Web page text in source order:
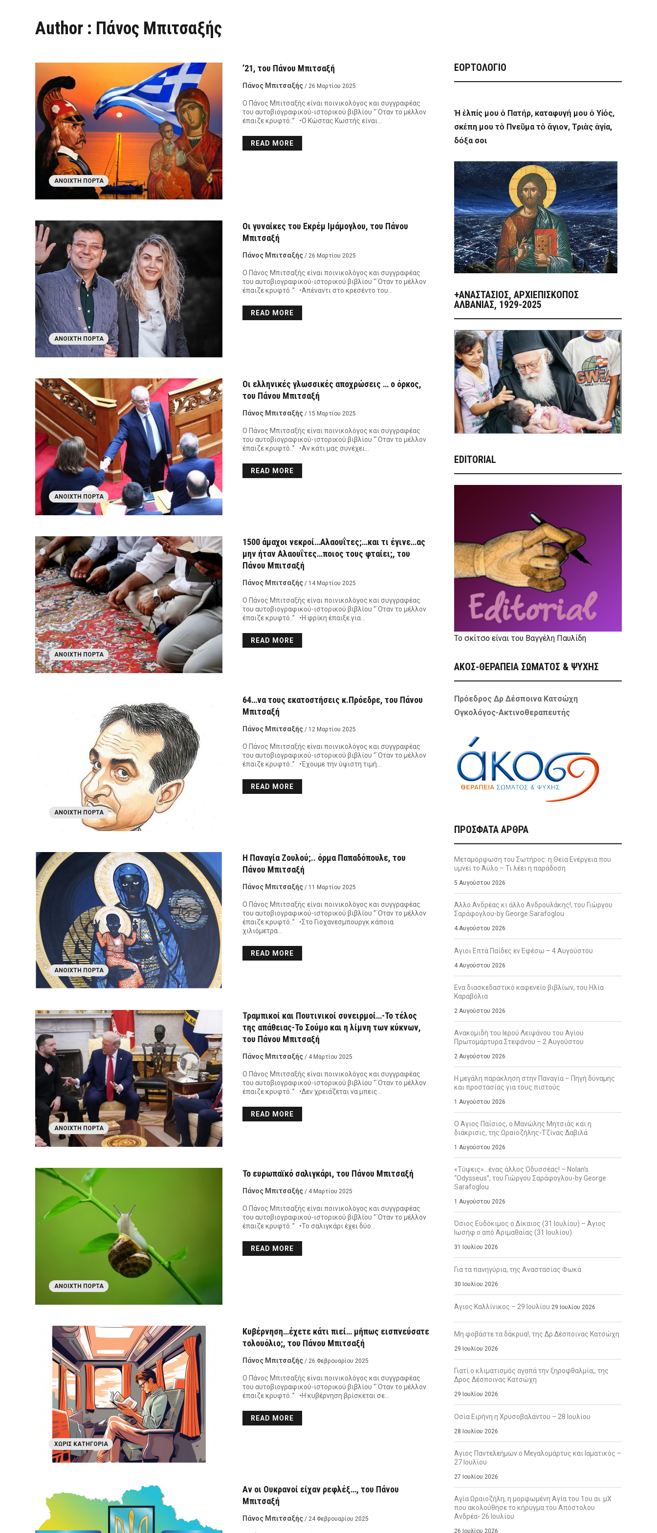
Author : Πάνος Μπιτσαξής
ΑΝΟΙΧΤΉ ΠΌΡΤΑ
’21, του Πάνου Μπιτσαξή
Πάνος Μπιτσαξής / 26 Μαρτίου 2025
Ο Πάνος Μπιτσαξής είναι ποινικολόγος και συγγραφέας
του αυτοβιογραφικού-ιστορικού βιβλίου “΄Οταν το μέλλον
έπαιζε κρυφτό..” •Ο Κώστας Κωστής είναι…
READ MORE
ΑΝΟΙΧΤΉ ΠΌΡΤΑ
Οι γυναίκες του Εκρέμ Ιμάμογλου, του Πάνου
Μπιτσαξή
Πάνος Μπιτσαξής / 26 Μαρτίου 2025
Ο Πάνος Μπιτσαξής είναι ποινικολόγος και συγγραφέας
του αυτοβιογραφικού-ιστορικού βιβλίου “΄Οταν το μέλλον
έπαιζε κρυφτό..” •Απέναντι στο κρεσέντο του…
READ MORE
ΑΝΟΙΧΤΉ ΠΌΡΤΑ
Οι ελληνικές γλωσσικές αποχρώσεις … ο όρκος,
του Πάνου Μπιτσαξή
Πάνος Μπιτσαξής / 15 Μαρτίου 2025
Ο Πάνος Μπιτσαξής είναι ποινικολόγος και συγγραφέας
του αυτοβιογραφικού-ιστορικού βιβλίου “΄Οταν το μέλλον
έπαιζε κρυφτό..” •Αν κάτι μας συνέχει…
READ MORE
ΑΝΟΙΧΤΉ ΠΌΡΤΑ
1500 άμαχοι νεκροί…Αλαουΐτες;…και τι έγινε…ας
μην ήταν Αλαουΐτες…ποιος τους φταίει;, του
Πάνου Μπιτσαξή
Πάνος Μπιτσαξής / 14 Μαρτίου 2025
Ο Πάνος Μπιτσαξής είναι ποινικολόγος και συγγραφέας
του αυτοβιογραφικού-ιστορικού βιβλίου “΄Οταν το μέλλον
έπαιζε κρυφτό..” •Η φρίκη έπαιξε για…
READ MORE
ΑΝΟΙΧΤΉ ΠΌΡΤΑ
64…να τους εκατοστήσεις κ.Πρόεδρε, του Πάνου
Μπιτσαξή
Πάνος Μπιτσαξής / 12 Μαρτίου 2025
Ο Πάνος Μπιτσαξής είναι ποινικολόγος και συγγραφέας
του αυτοβιογραφικού-ιστορικού βιβλίου “΄Οταν το μέλλον
έπαιζε κρυφτό..” •Έχουμε την ύψιστη τιμή…
READ MORE
ΑΝΟΙΧΤΉ ΠΌΡΤΑ
Η Παναγία Ζουλού;.. όρμα Παπαδόπουλε, του
Πάνου Μπιτσαξή
Πάνος Μπιτσαξής / 11 Μαρτίου 2025
Ο Πάνος Μπιτσαξής είναι ποινικολόγος και συγγραφέας
του αυτοβιογραφικού-ιστορικού βιβλίου “΄Οταν το μέλλον
έπαιζε κρυφτό..” •Στο Γιοχανεσμπουργκ κάποια
χιλιόμετρα…
READ MORE
ΑΝΟΙΧΤΉ ΠΌΡΤΑ
Τραμπικοί και Πουτινικοί συνειρμοί…-Το τέλος
της απάθειας-Το Σούμο και η λίμνη των κύκνων,
του Πάνου Μπιτσαξή
Πάνος Μπιτσαξής / 4 Μαρτίου 2025
Ο Πάνος Μπιτσαξής είναι ποινικολόγος και συγγραφέας
του αυτοβιογραφικού-ιστορικού βιβλίου “΄Οταν το μέλλον
έπαιζε κρυφτό..” •Δεν χρειάζεται να μπεις…
READ MORE
ΑΝΟΙΧΤΉ ΠΌΡΤΑ
Το ευρωπαϊκό σαλιγκάρι, του Πάνου Μπιτσαξή
Πάνος Μπιτσαξής / 4 Μαρτίου 2025
Ο Πάνος Μπιτσαξής είναι ποινικολόγος και συγγραφέας
του αυτοβιογραφικού-ιστορικού βιβλίου “΄Οταν το μέλλον
έπαιζε κρυφτό..” •Το σαλιγκάρι έχει δύο…
READ MORE
ΧΩΡΊΣ ΚΑΤΗΓΟΡΊΑ
Κυβέρνηση…έχετε κάτι πιεί… μήπως εισπνεύσατε
τολουόλιο;, του Πάνου Μπιτσαξή
Πάνος Μπιτσαξής / 26 Φεβρουαρίου 2025
Ο Πάνος Μπιτσαξής είναι ποινικολόγος και συγγραφέας
του αυτοβιογραφικού-ιστορικού βιβλίου “΄Οταν το μέλλον
έπαιζε κρυφτό..” •Η κυβέρνηση βρίσκεται σε…
READ MORE
Αν οι Ουκρανοί είχαν ρεφλέξ…, του Πάνου
Μπιτσαξή
Πάνος Μπιτσαξής / 24 Φεβρουαρίου 2025
ΕΟΡΤΟΛΟΓΙΟ
Ἡ ἐλπίς μου ὁ Πατήρ, καταφυγή μου ὁ Υἱός,
σκέπη μου τὸ Πνεῦμα τὸ ἅγιον, Τριὰς ἁγία,
δόξα σοι
+ΑΝΑΣΤΆΣΙΟΣ, ΑΡΧΙΕΠΊΣΚΟΠΟΣ
ΑΛΒΑΝΊΑΣ, 1929-2025
EDITORIAL
Το σκίτσο είναι του Βαγγέλη Παυλίδη
ΑΚΟΣ-ΘΕΡΑΠΕΙΑ ΣΩΜΑΤΟΣ & ΨΥΧΗΣ
Πρόεδρος Δρ Δέσποινα Κατσώχη
Ογκολόγος-Ακτινοθεραπευτής
ΠΡΌΣΦΑΤΑ ΆΡΘΡΑ
Μεταμόρφωση του Σωτήρος: η Θεία Ενέργεια που
υμνεί το Άϋλο – Τι λέει η παράδοση
5 Αυγούστου 2026
Άλλο Ανδρέας κι άλλο Ανδρουλάκης!, του Γιώργου
Σαράφογλου-by George Sarafoglou
4 Αυγούστου 2026
Άγιοι Επτά Παίδες εν Εφέσω – 4 Αυγούστου
4 Αυγούστου 2026
Ενα διασκεδαστικό καφενείο βιβλίων, του Ηλία
Καραβόλια
2 Αυγούστου 2026
Ανακομιδή του Ιερού Λειψάνου του Αγίου
Πρωτομάρτυρα Στεφάνου – 2 Αυγούστου
2 Αυγούστου 2026
Η μεγάλη παράκληση στην Παναγία – Πηγή δύναμης
και προστασίας για τους πιστούς
1 Αυγούστου 2026
Ο Άγιος Παΐσιος, ο Μανώλης Μητσιάς και η
διάκρισις, της Ωραιοζήλης-Τζίνας Δαβιλά
1 Αυγούστου 2026
«Τύψεις»…ένας άλλος Οδυσσέας! – Nolan’s
“Odysseus”, του Γιώργου Σαράφογλου-by George
Sarafoglou
1 Αυγούστου 2026
Όσιος Ευδόκιμος ο Δίκαιος (31 Ιουλίου) – Άγιος
Ιωσήφ ο από Αριμαθαίας (31 Ιουλίου)
31 Ιουλίου 2026
Για τα πανηγύρια, της Αναστασίας Φωκά
30 Ιουλίου 2026
Άγιος Καλλίνικος – 29 Ιουλίου 29 Ιουλίου 2026
Μη φοβάστε τα δάκρυα!, της Δρ Δέσποινας Κατσώχη
29 Ιουλίου 2026
Γιατί ο κλιματισμός αγαπά την ξηροφθαλμία;, της
Δρος Δέσποινας Κατσώχη
29 Ιουλίου 2026
Οσία Ειρήνη η Χρυσοβαλάντου – 28 Ιουλίου
28 Ιουλίου 2026
Άγιος Παντελεήμων ο Μεγαλομάρτυς και Ιαματικός –
27 Ιουλίου
27 Ιουλίου 2026
Αγία Ωραιοζήλη, η μορφωμένη Αγία του 1ου αι. μΧ
που ακολούθησε το κήρυγμα του Απόστολου
Ανδρέα- 26 Ιουλίου
26 Ιουλίου 2026